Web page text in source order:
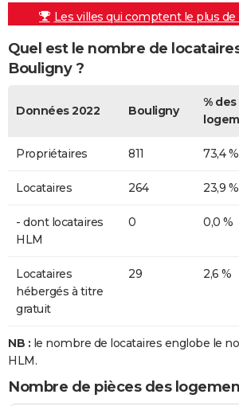
Les villes qui comptent le plus de
Quel est le nombre de
Bouligny ?
Données 2022 Bouligny
% des
Propriétaires 811 73,4 %
Locataires 264 23,9 %
- dont locataires
HLM
0 0,0 %
Locataires
hébergés à titre
gratuit
29 2,6 %
NB : le nombre de locataires englobe le
HLM.
Nombre de pièces des